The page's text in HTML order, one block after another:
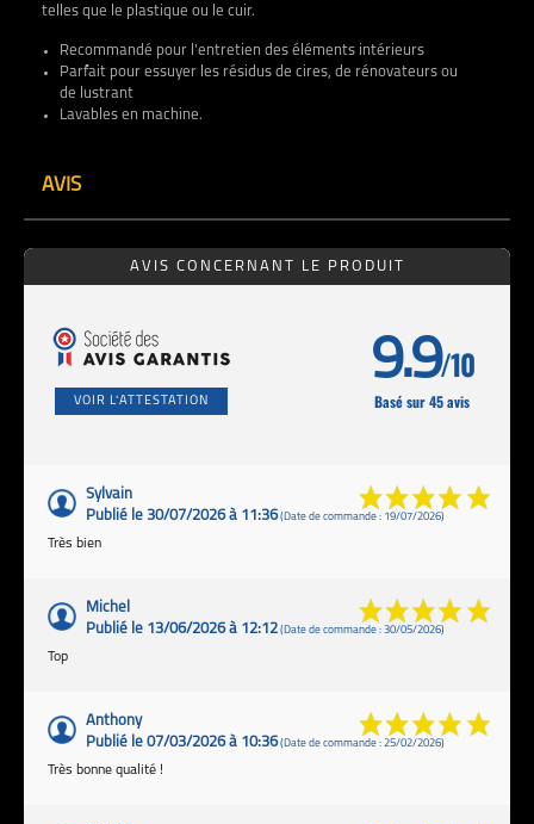
telles que le plastique ou le cuir.
Recommandé pour l'entretien des éléments intérieurs
Parfait pour essuyer les résidus de cires, de rénovateurs ou
de lustrant
Lavables en machine.
AVIS
AVIS CONCERNANT LE PRODUIT
VOIR L'ATTESTATION
9.9/10
Basé sur 45 avis
Sylvain
Publié le 30/07/2026 à 11:36(Date de commande : 19/07/2026)
Très bien
Michel
Publié le 13/06/2026 à 12:12(Date de commande : 30/05/2026)
Top
Anthony
Publié le 07/03/2026 à 10:36(Date de commande : 25/02/2026)
Très bonne qualité !